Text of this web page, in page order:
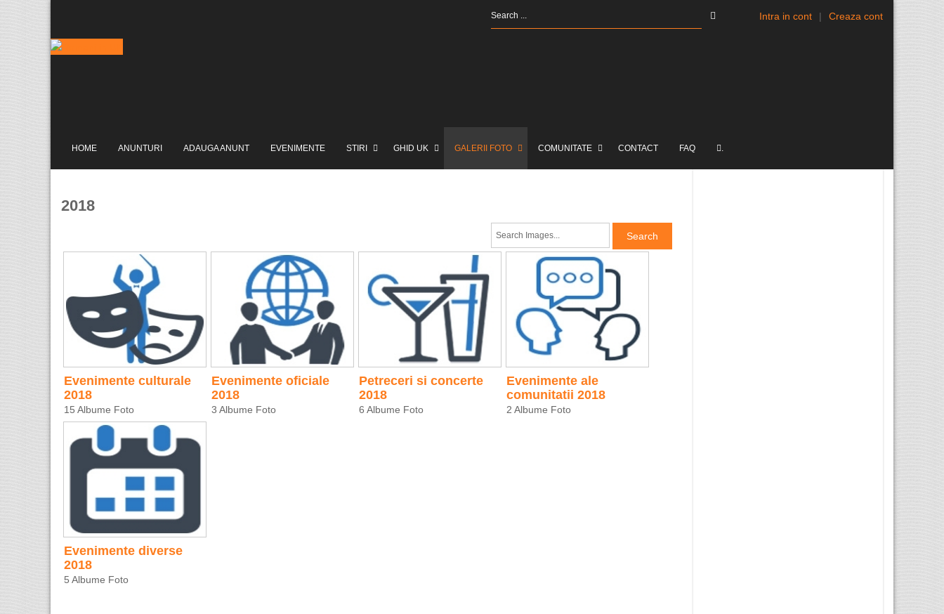
Intra in cont | Creaza cont
HOME ANUNTURI ADAUGA ANUNT EVENIMENTE STIRI GHID UK GALERII FOTO COMUNITATE CONTACT FAQ .
2018
Evenimente culturale
2018
15 Albume Foto
Evenimente oficiale
2018
3 Albume Foto
Petreceri si concerte
2018
6 Albume Foto
Evenimente ale
comunitatii 2018
2 Albume Foto
Evenimente diverse
2018
5 Albume Foto